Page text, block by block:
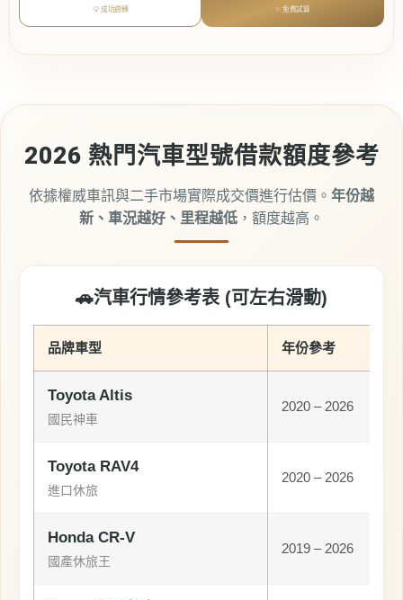
💡 成功週轉 ✨ 免費試算
2026 熱門汽車型號借款額度參考
依據權威車訊與二手市場實際成交價進行估價。 年份越
新、車況越好、里程越低 ，額度越高。
🚗汽車行情參考表 (可左右滑動)
品牌車型 年份參考
Toyota Altis
國民神車
2020 – 2026
Toyota RAV4
進口休旅
2020 – 2026
Honda CR-V
國產休旅王
2019 – 2026